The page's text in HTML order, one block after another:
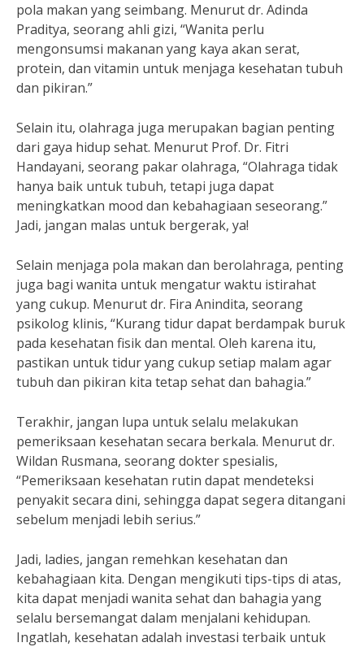
pola makan yang seimbang. Menurut dr. Adinda
Praditya, seorang ahli gizi, “Wanita perlu
mengonsumsi makanan yang kaya akan serat,
protein, dan vitamin untuk menjaga kesehatan tubuh
dan pikiran.”
Selain itu, olahraga juga merupakan bagian penting
dari gaya hidup sehat. Menurut Prof. Dr. Fitri
Handayani, seorang pakar olahraga, “Olahraga tidak
hanya baik untuk tubuh, tetapi juga dapat
meningkatkan mood dan kebahagiaan seseorang.”
Jadi, jangan malas untuk bergerak, ya!
Selain menjaga pola makan dan berolahraga, penting
juga bagi wanita untuk mengatur waktu istirahat
yang cukup. Menurut dr. Fira Anindita, seorang
psikolog klinis, “Kurang tidur dapat berdampak buruk
pada kesehatan fisik dan mental. Oleh karena itu,
pastikan untuk tidur yang cukup setiap malam agar
tubuh dan pikiran kita tetap sehat dan bahagia.”
Terakhir, jangan lupa untuk selalu melakukan
pemeriksaan kesehatan secara berkala. Menurut dr.
Wildan Rusmana, seorang dokter spesialis,
“Pemeriksaan kesehatan rutin dapat mendeteksi
penyakit secara dini, sehingga dapat segera ditangani
sebelum menjadi lebih serius.”
Jadi, ladies, jangan remehkan kesehatan dan
kebahagiaan kita. Dengan mengikuti tips-tips di atas,
kita dapat menjadi wanita sehat dan bahagia yang
selalu bersemangat dalam menjalani kehidupan.
Ingatlah, kesehatan adalah investasi terbaik untuk